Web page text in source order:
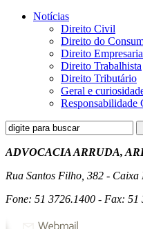
Notícias
Direito Civil
Direito do
Direito
Direito Trabalhista
Direito Tributário
Geral e
Responsabilidade
ADVOCACIA ARRUDA,
Rua Santos Filho, 382 -
Fone: 51 3726.1400 - Fax: 51